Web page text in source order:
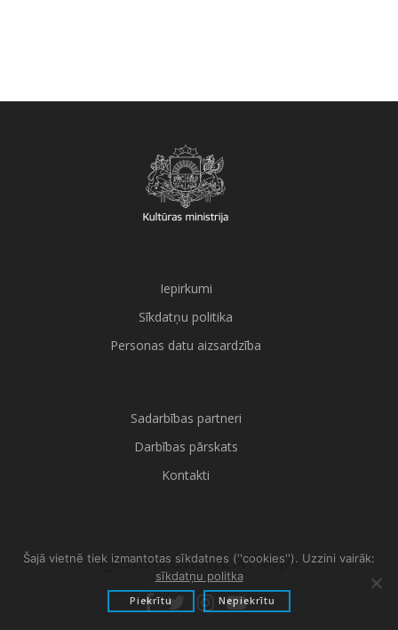
Iepirkumi
Sīkdatņu politika
Personas datu aizsardzība
Sadarbības partneri
Darbības pārskats
Kontakti
@StateChoirLATVIJA
Šajā vietnē tiek izmantotas sīkdatnes (''cookies''). Uzzini vairāk:
sīkdatņu politka
Piekrītu Nepiekrītu